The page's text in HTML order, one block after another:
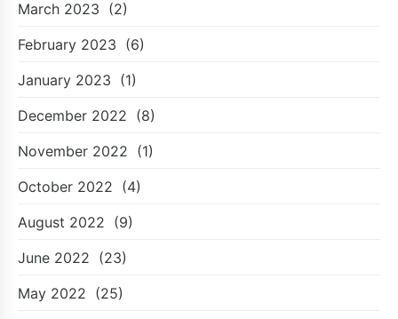
March 2023 (2)
February 2023 (6)
January 2023 (1)
December 2022 (8)
November 2022 (1)
October 2022 (4)
August 2022 (9)
June 2022 (23)
May 2022 (25)